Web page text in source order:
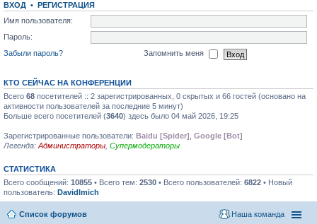
ВХОД • РЕГИСТРАЦИЯ
Имя пользователя:
Пароль:
Забыли пароль?
Запомнить меня
КТО СЕЙЧАС НА КОНФЕРЕНЦИИ
Всего 68 посетителей :: 2 зарегистрированных, 0 скрытых и 66 гостей (основано на
активности пользователей за последние 5 минут)
Больше всего посетителей (3640) здесь было 04 май 2026, 19:25
Зарегистрированные пользователи: Baidu [Spider] Google [Bot]
Легенда: Администраторы Супермодераторы
СТАТИСТИКА
Всего сообщений: 10855 • Всего тем: 2530 • Всего пользователей: 6822 • Новый
пользователь: DavidImich
Список форумов Наша команда